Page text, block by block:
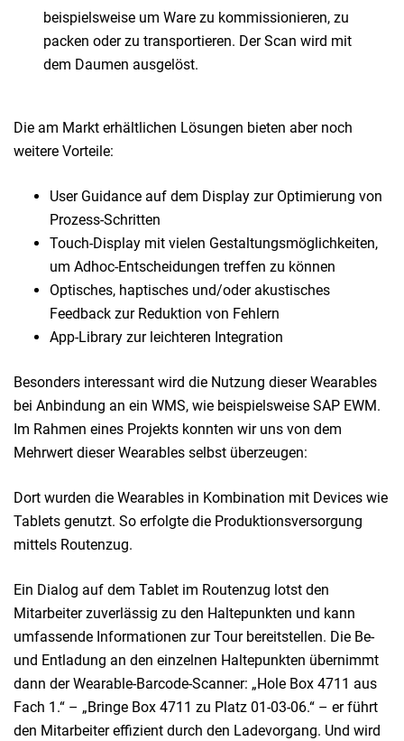
beispielsweise um Ware zu kommissionieren, zu
packen oder zu transportieren. Der Scan wird mit
dem Daumen ausgelöst.
Die am Markt erhältlichen Lösungen bieten aber noch
weitere Vorteile:
User Guidance auf dem Display zur Optimierung von
Prozess-Schritten
Touch-Display mit vielen Gestaltungsmöglichkeiten,
um Adhoc-Entscheidungen treffen zu können
Optisches, haptisches und/oder akustisches
Feedback zur Reduktion von Fehlern
App-Library zur leichteren Integration
Besonders interessant wird die Nutzung dieser Wearables
bei Anbindung an ein WMS, wie beispielsweise SAP EWM.
Im Rahmen eines Projekts konnten wir uns von dem
Mehrwert dieser Wearables selbst überzeugen:
Dort wurden die Wearables in Kombination mit Devices wie
Tablets genutzt. So erfolgte die Produktionsversorgung
mittels Routenzug.
Ein Dialog auf dem Tablet im Routenzug lotst den
Mitarbeiter zuverlässig zu den Haltepunkten und kann
umfassende Informationen zur Tour bereitstellen. Die Be-
und Entladung an den einzelnen Haltepunkten übernimmt
dann der Wearable-Barcode-Scanner: „Hole Box 4711 aus
Fach 1.“ – „Bringe Box 4711 zu Platz 01-03-06.“ – er führt
den Mitarbeiter effizient durch den Ladevorgang. Und wird